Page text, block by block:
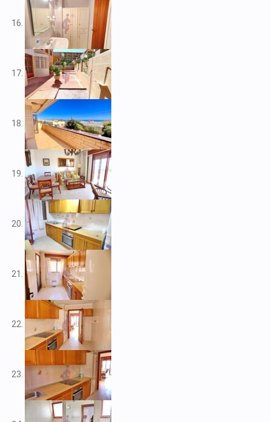
V2237
V2239
V2240
V2241
V2243
V2246
V2248
V2253
V2255
V2256
V2257
V2258
V2262
V2265
V2266
V2267
V2268
V2269
V2272
V2273
V2276
V2284
V2291
V2301
V2303
V2304
V2308
V2309
V2314
V2316
V2317
V2320
V2322
V2325
V2333
V2334
V2341
V2345